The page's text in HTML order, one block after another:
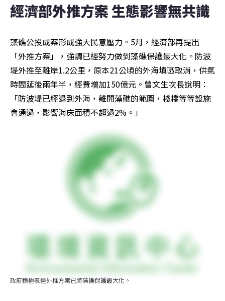
經濟部外推方案 生態影響無共識
藻礁公投成案形成強大民意壓力。5月，經濟部再提出
「外推方案」，強調已經努力做到藻礁保護最大化。防波
堤外推至離岸1.2公里，原本21公頃的外海填區取消，供氣
時間延後兩年半，經費增加150億元。曾文生次長說明：
「防波堤已經退到外海，離開藻礁的範圍，棧橋等等設施
會通過，影響海床面積不超過2%。」
政府積極表達外推方案已將藻礁保護最大化。